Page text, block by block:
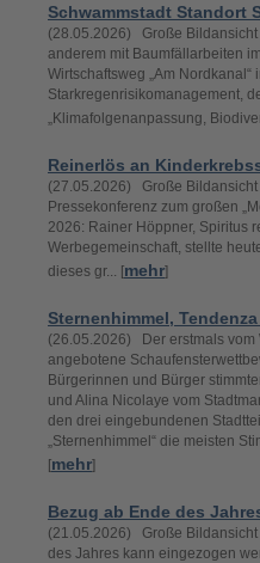
Schwammstadt Standort
(28.05.2026) Große
anderem mit Baumfällarbeiten
Wirtschaftsweg „Am Nordkanal“
Starkregenrisikomanagement,
„Klimafolgenanpassung,
Reinerlös an
(27.05.2026) Große
Pressekonferenz zum großen
2026: Rainer Höppner, Spiritus
Werbegemeinschaft, stellte
dieses gr... [mehr]
Sternenhimmel,
(26.05.2026) Der erstmals vom
angebotene
Bürgerinnen und Bürger
und Alina Nicolaye vom
den drei eingebundenen
„Sternenhimmel“ die meisten
[mehr]
Bezug ab Ende des
(21.05.2026) Große
des Jahres kann eingezogen